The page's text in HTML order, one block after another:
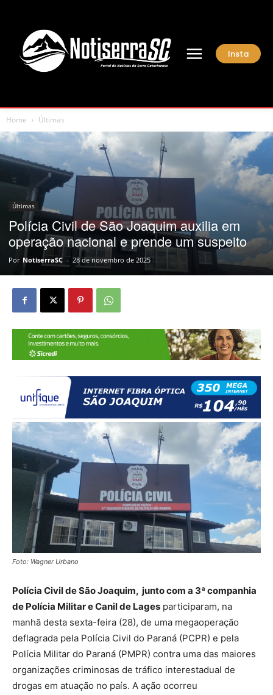
Insta
Home Últimas
Últimas
Polícia Civil de São Joaquim auxilia em
operação nacional e prende um suspeito
Por NotiserraSC - 28 de novembro de 2025
Foto: Wagner Urbano
Polícia Civil de São Joaquim, junto com a 3ª companhia
de Polícia Militar e Canil de Lages participaram, na
manhã desta sexta-feira (28), de uma megaoperação
deflagrada pela Polícia Civil do Paraná (PCPR) e pela
Polícia Militar do Paraná (PMPR) contra uma das maiores
organizações criminosas de tráfico interestadual de
drogas em atuação no país. A ação ocorreu